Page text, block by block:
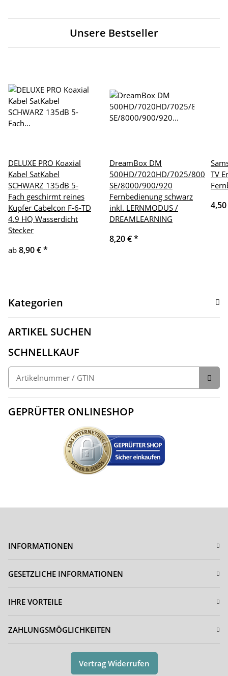
Unsere Bestseller
DELUXE PRO Koaxial
Kabel SatKabel
SCHWARZ 135dB 5-
Fach geschirmt reines
Kupfer Cabelcon F-6-TD
4.9 HQ Wasserdicht
Stecker
ab 8,90 €*
DreamBox DM
500HD/7020HD/7025/800
SE/8000/900/920
Fernbedienung schwarz
inkl. LERNMODUS /
DREAMLEARNING
8,20 €*
TV
Kategorien
ARTIKEL SUCHEN
SCHNELLKAUF
GEPRÜFTER ONLINESHOP
INFORMATIONEN
GESETZLICHE INFORMATIONEN
IHRE VORTEILE
ZAHLUNGSMÖGLICHKEITEN
Vertrag Widerrufen